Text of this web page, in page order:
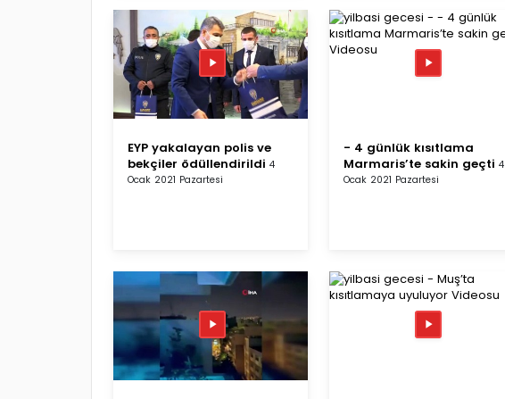
EYP yakalayan polis ve
bekçiler ödüllendirildi 4
Ocak 2021 Pazartesi
- 4 günlük kısıtlama
Marmaris’te sakin geçti 4
Ocak 2021 Pazartesi